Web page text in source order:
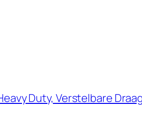
Duty, Verstelbare